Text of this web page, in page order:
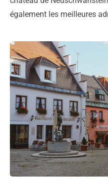
également les meilleures